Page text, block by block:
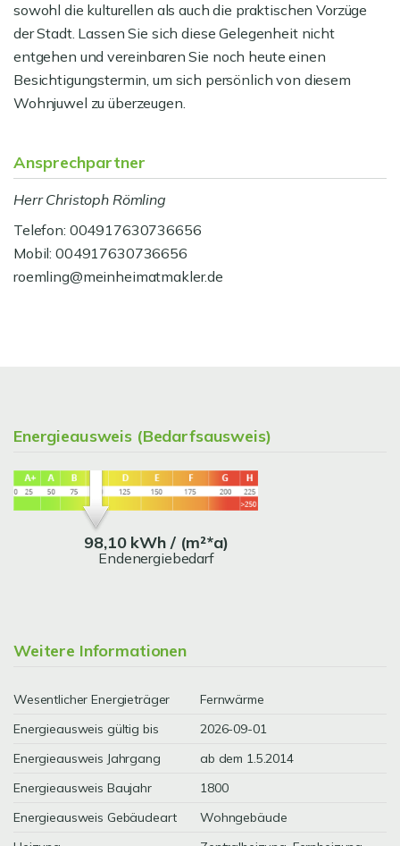
sowohl die kulturellen als auch die praktischen Vorzüge
der Stadt. Lassen Sie sich diese Gelegenheit nicht
entgehen und vereinbaren Sie noch heute einen
Besichtigungstermin, um sich persönlich von diesem
Wohnjuwel zu überzeugen.
Ansprechpartner
Herr Christoph Römling
Telefon: 004917630736656
Mobil: 004917630736656
roemling@meinheimatmakler.de
Energieausweis (Bedarfsausweis)
98,10 kWh / (m²*a)
Endenergiebedarf
Weitere Informationen
Wesentlicher Energieträger
Fernwärme
Energieausweis gültig bis
2026-09-01
Energieausweis Jahrgang
ab dem 1.5.2014
Energieausweis Baujahr
1800
Energieausweis Gebäudeart
Wohngebäude